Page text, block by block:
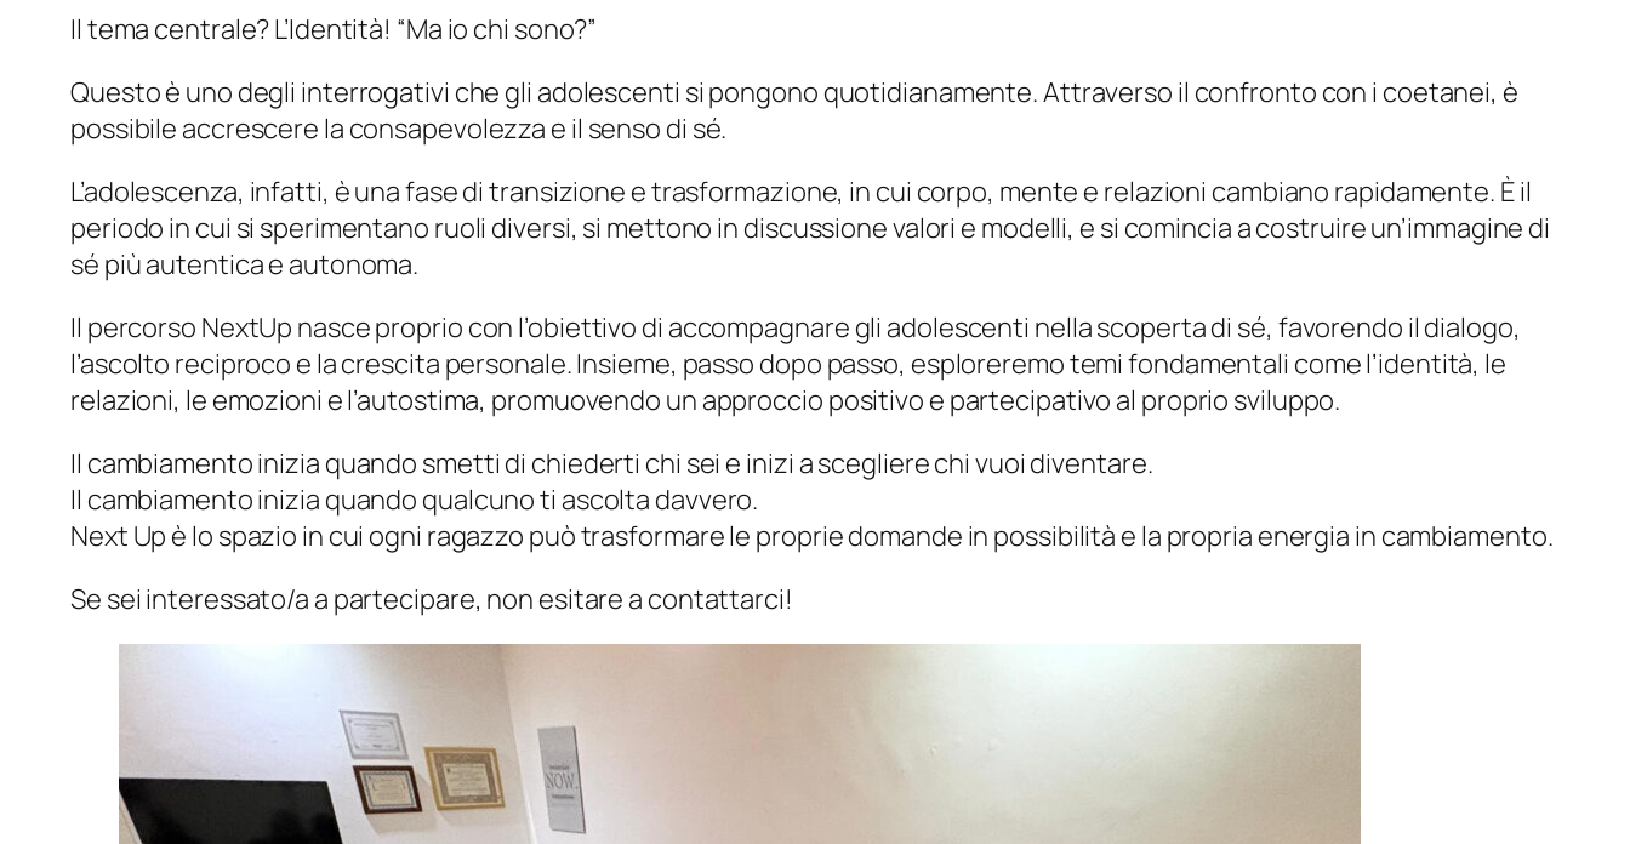
Il tema centrale? L’Identità! “Ma io chi sono?”
Questo è uno degli interrogativi che gli adolescenti si pongono quotidianamente. Attraverso il confronto con i coetanei, è
possibile accrescere la consapevolezza e il senso di sé.
L’adolescenza, infatti, è una fase di transizione e trasformazione, in cui corpo, mente e relazioni cambiano rapidamente. È il
periodo in cui si sperimentano ruoli diversi, si mettono in discussione valori e modelli, e si comincia a costruire un’immagine di
sé più autentica e autonoma.
Il percorso NextUp nasce proprio con l’obiettivo di accompagnare gli adolescenti nella scoperta di sé, favorendo il dialogo,
l’ascolto reciproco e la crescita personale. Insieme, passo dopo passo, esploreremo temi fondamentali come l’identità, le
relazioni, le emozioni e l’autostima, promuovendo un approccio positivo e partecipativo al proprio sviluppo.
Il cambiamento inizia quando smetti di chiederti chi sei e inizi a scegliere chi vuoi diventare.
Il cambiamento inizia quando qualcuno ti ascolta davvero.
Next Up è lo spazio in cui ogni ragazzo può trasformare le proprie domande in possibilità e la propria energia in cambiamento.
Se sei interessato/a a partecipare, non esitare a contattarci!